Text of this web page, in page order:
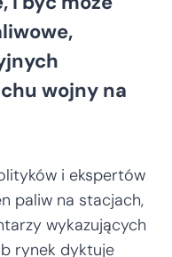
wojny na
i ekspertów
paliw na stacjach,
wykazujących
rynek dyktuje